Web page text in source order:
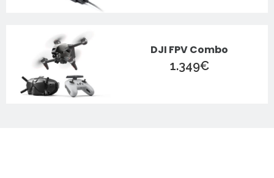
DJI FPV Combo
1.349€